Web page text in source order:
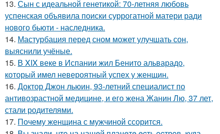
13. Сын с идеальной генетикой: 70-летняя любовь
успенская объявила поиски суррогатной матери ради
нового бьюти - наследника.
14. Мастурбация перед сном может улучшать сон,
выяснили учёные.
15. В XIX веке в Испании жил Бенито альварадо,
который имел невероятный успех у женщин.
16. Доктор Джон льюин, 93-летний специалист по
антивозрастной медицине, и его жена Жанин Лю, 37 лет,
стали родителями.
17. Почему женщина с мужчиной ссорится.